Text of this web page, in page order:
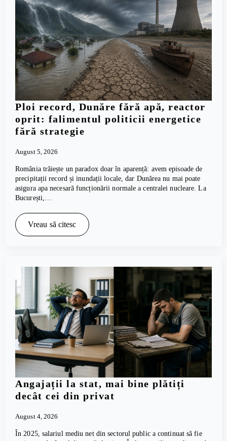
Ploi record, Dunăre fără apă, reactor
oprit: falimentul politicii energetice
fără strategie
August 5, 2026
România trăiește un paradox doar în aparență: avem episoade de
precipitații record și inundații locale, dar Dunărea nu mai poate
asigura apa necesară funcționării normale a centralei nucleare. La
București,…
Vreau să citesc
Angajații la stat, mai bine plătiți
decât cei din privat
August 4, 2026
În 2025, salariul mediu net din sectorul public a continuat să fie